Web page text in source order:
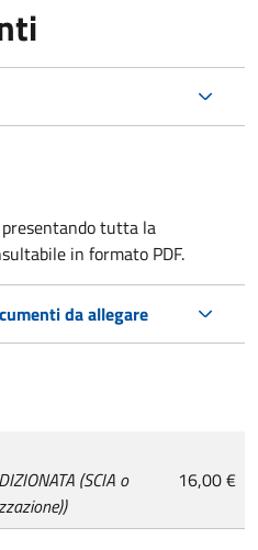
tutta la
in formato PDF.
da allegare
(SCIA o
16,00 €